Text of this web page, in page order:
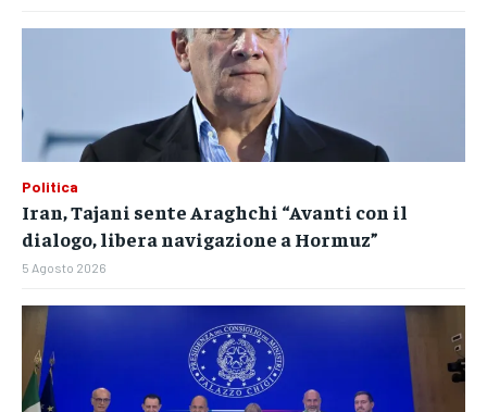
Politica
Iran, Tajani sente Araghchi “Avanti con il
dialogo, libera navigazione a Hormuz”
5 Agosto 2026